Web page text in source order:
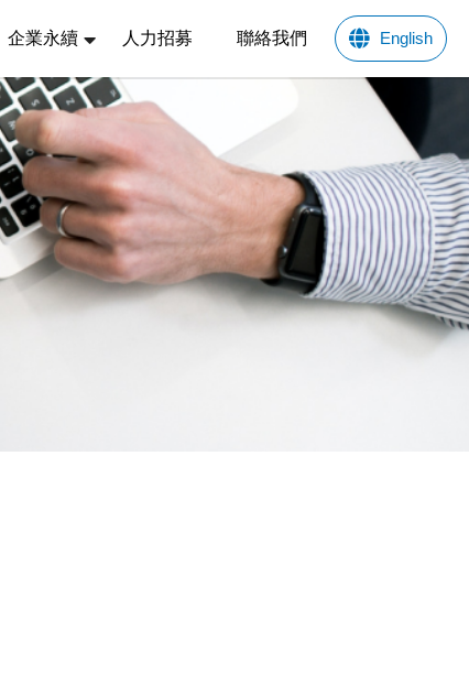
企業永續 人力招募 聯絡我們 English